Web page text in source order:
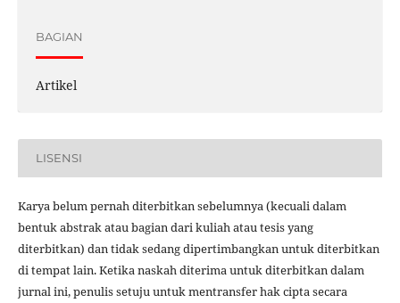
BAGIAN
Artikel
LISENSI
Karya belum pernah diterbitkan sebelumnya (kecuali dalam
bentuk abstrak atau bagian dari kuliah atau tesis yang
diterbitkan) dan tidak sedang dipertimbangkan untuk diterbitkan
di tempat lain. Ketika naskah diterima untuk diterbitkan dalam
jurnal ini, penulis setuju untuk mentransfer hak cipta secara